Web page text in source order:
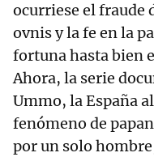
ocurriese el fraude
ovnis y la fe en la
fortuna hasta bien
Ahora, la serie
Ummo, la España
fenómeno de
por un solo